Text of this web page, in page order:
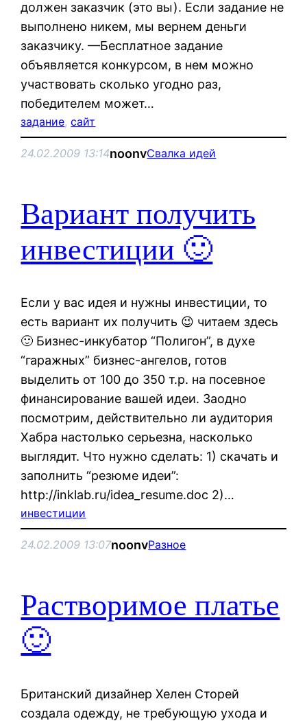
должен заказчик (это вы). Если задание не
выполнено никем, мы вернем деньги
заказчику. —Бесплатное задание
объявляется конкурсом, в нем можно
участвовать сколько угодно раз,
победителем может…
задание, сайт
24.02.2009 13:14noonvСвалка идей
Вариант получить
инвестиции 🙂
Если у вас идея и нужны инвестиции, то
есть вариант их получить 😉 читаем здесь
🙂 Бизнес-инкубатор “Полигон”, в духе
“гаражных” бизнес-ангелов, готов
выделить от 100 до 350 т.р. на посевное
финансирование вашей идеи. Заодно
посмотрим, действительно ли аудитория
Хабра настолько серьезна, насколько
выглядит. Что нужно сделать: 1) скачать и
заполнить “резюме идеи”:
http://inklab.ru/idea_resume.doc 2)…
инвестиции
24.02.2009 13:07noonvРазное
Растворимое платье
🙂
Британский дизайнер Хелен Сторей
создала одежду, не требующую ухода и